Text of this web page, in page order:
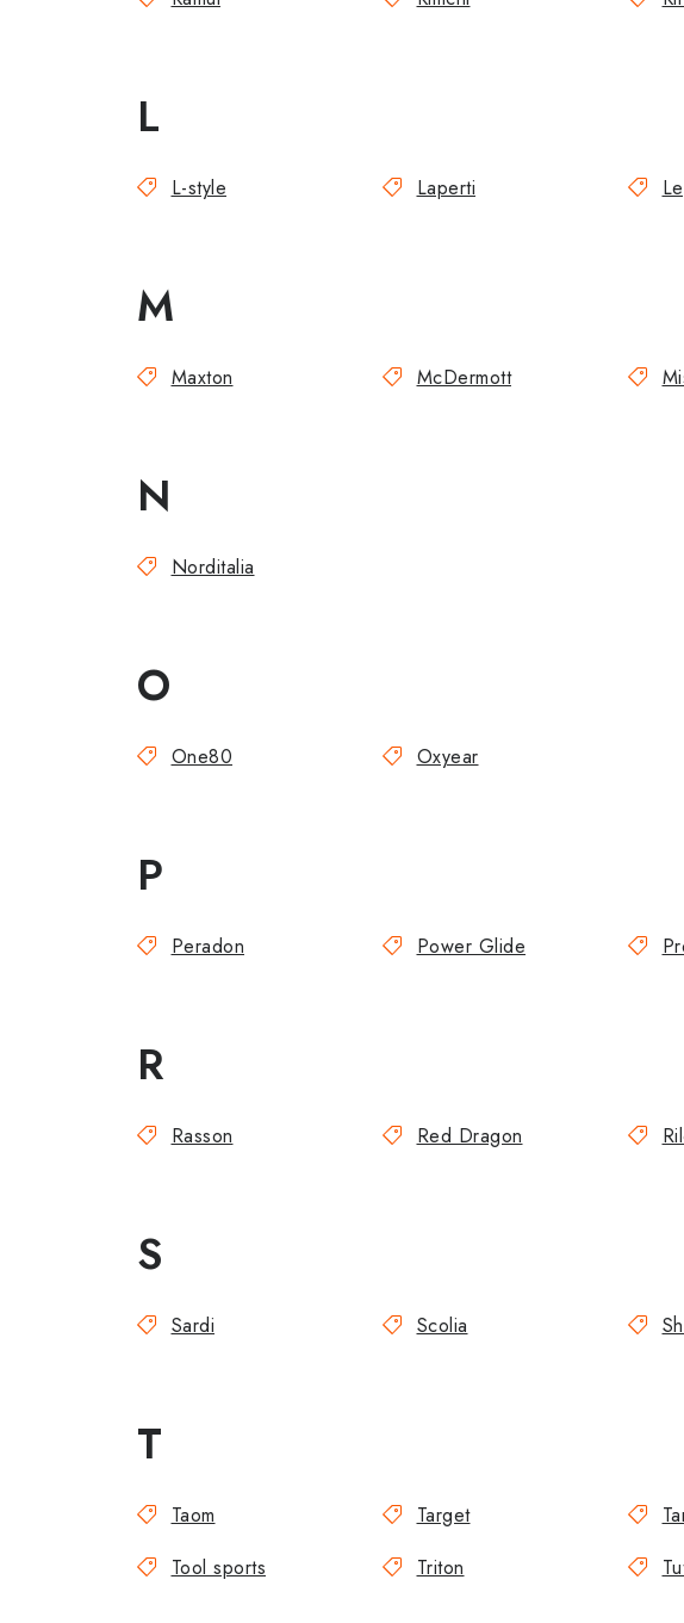
L
L-style Laperti
M
Maxton McDermott
N
Norditalia
O
One80 Oxyear
P
Peradon Power Glide
R
Rasson Red Dragon
S
Sardi Scolia
T
Taom Target
Tool sports
Triton